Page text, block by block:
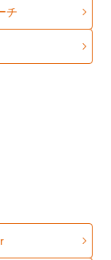
チ